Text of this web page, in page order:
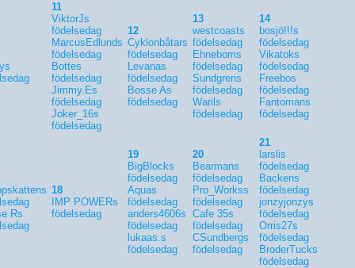
11
ViktorJs
födelsedag
MarcusEdlunds
födelsedag
Bottes
födelsedag
Jimmy.Es
födelsedag
Joker_16s
födelsedag
12
Cyklonbåtars
födelsedag
Levanas
födelsedag
Bosse As
födelsedag
13
westcoasts
födelsedag
Ehneboms
födelsedag
Sundgrens
födelsedag
Warils
födelsedag
14
bosjö!!!s
födelsedag
Vikatoks
födelsedag
Freebos
födelsedag
Fantomans
födelsedag
Rs
18
IMP POWERs
födelsedag
19
BigBlocks
födelsedag
Aquas
födelsedag
anders4606s
födelsedag
lukaas.s
födelsedag
20
Bearmans
födelsedag
Pro_Workss
födelsedag
Cafe 35s
födelsedag
CSundbergs
födelsedag
21
larslis
födelsedag
Backens
födelsedag
jonzyjonzys
födelsedag
Orris27s
födelsedag
BroderTucks
födelsedag